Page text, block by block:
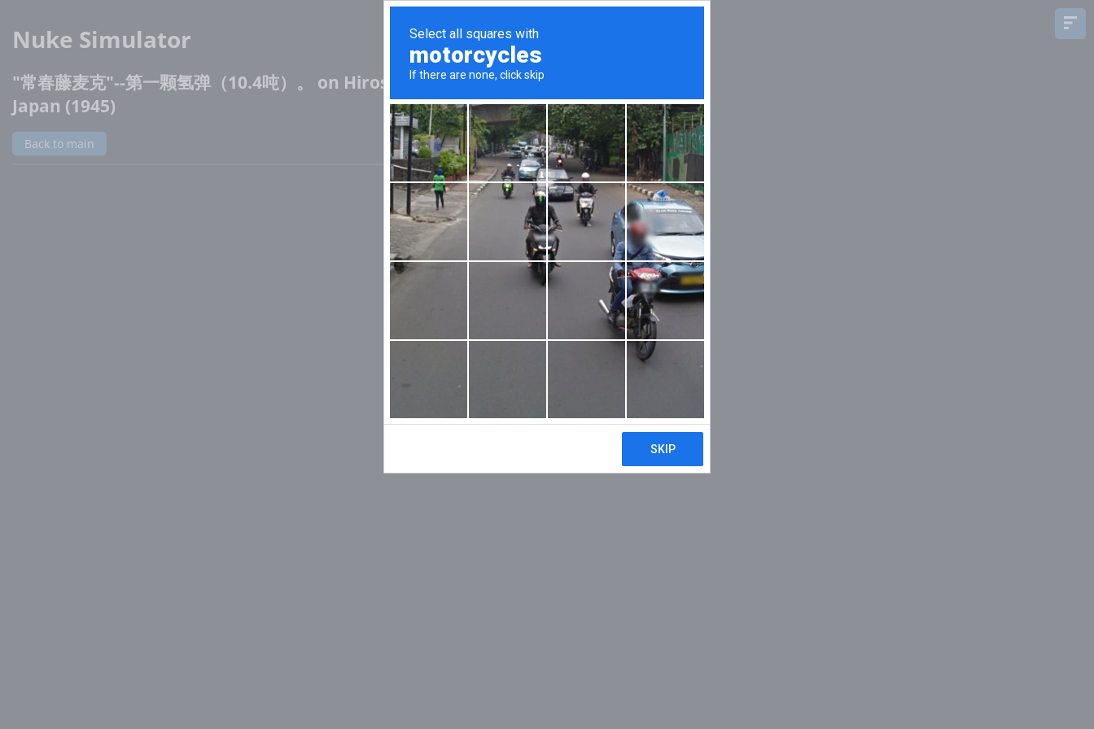
Nuke Simulator
"常春藤麦克"--第一颗氢弹（10.4吨）。 on Hiroshima,
Japan (1945)
Back to main